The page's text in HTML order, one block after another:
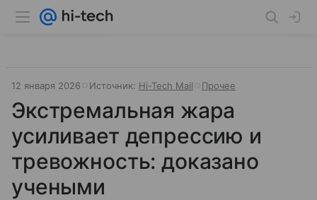
12 января 2026 Источник: Hi-Tech Mail Прочее
Экстремальная жара
усиливает депрессию и
тревожность: доказано
учеными